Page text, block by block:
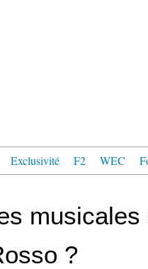
Exclusivité F2 WEC
musicales
?